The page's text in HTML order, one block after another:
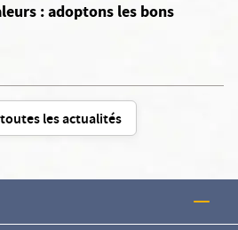
: adoptons les bons
les actualités